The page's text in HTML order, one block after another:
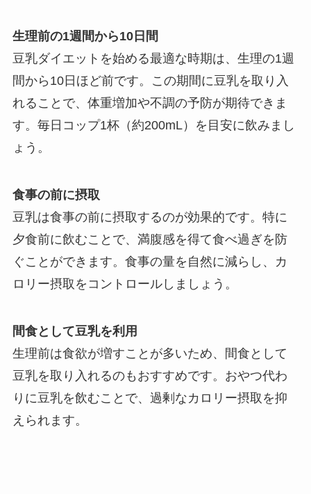
生理前の1週間から10日間
豆乳ダイエットを始める最適な時期は、生理の1週
間から10日ほど前です。この期間に豆乳を取り入
れることで、体重増加や不調の予防が期待できま
す。毎日コップ1杯（約200mL）を目安に飲みまし
ょう。
食事の前に摂取
豆乳は食事の前に摂取するのが効果的です。特に
夕食前に飲むことで、満腹感を得て食べ過ぎを防
ぐことができます。食事の量を自然に減らし、カ
ロリー摂取をコントロールしましょう。
間食として豆乳を利用
生理前は食欲が増すことが多いため、間食として
豆乳を取り入れるのもおすすめです。おやつ代わ
りに豆乳を飲むことで、過剰なカロリー摂取を抑
えられます。